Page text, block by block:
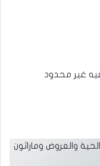
غير محدود
والعروض وماراثون